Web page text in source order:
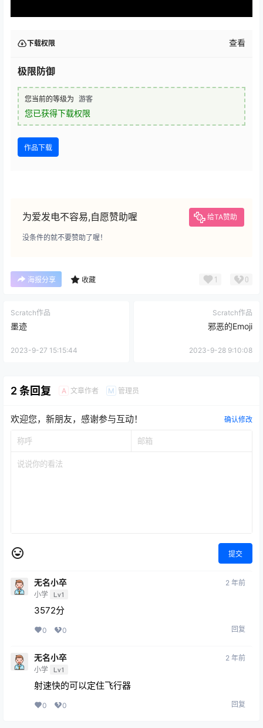
下载权限 查看
极限防御
您当前的等级为 游客
您已获得下载权限
作品下载
为爱发电不容易,自愿赞助喔 给TA赞助
没条件的就不要赞助了喔！
海报分享 收藏 1 0
Scratch作品
墨迹
2023-9-27 15:15:44
Scratch作品
邪恶的Emoji
2023-9-28 9:10:08
2 条回复 A 文章作者 M 管理员
欢迎您，新朋友，感谢参与互动！ 确认修改
提交
无名小卒
小学 Lv1
2 年前
3572分
0 0 回复
无名小卒
小学 Lv1
2 年前
射速快的可以定住飞行器
0 0 回复